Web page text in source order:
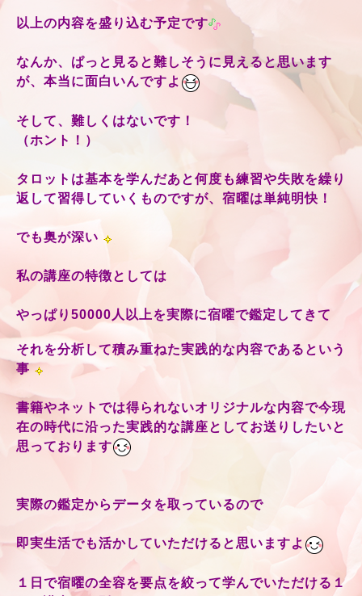
以上の内容を盛り込む予定です
なんか、ぱっと見ると難しそうに見えると思います
が、本当に面白いんですよ
そして、難しくはないです！
（ホント！）
タロットは基本を学んだあと何度も練習や失敗を繰り
返して習得していくものですが、宿曜は単純明快！
でも奥が深い
私の講座の特徴としては
やっぱり50000人以上を実際に宿曜で鑑定してきて
それを分析して積み重ねた実践的な内容であるという
事
書籍やネットでは得られないオリジナルな内容で今現
在の時代に沿った実践的な講座としてお送りしたいと
思っております
実際の鑑定からデータを取っているので
即実生活でも活かしていただけると思いますよ
１日で宿曜の全容を要点を絞って学んでいただける１